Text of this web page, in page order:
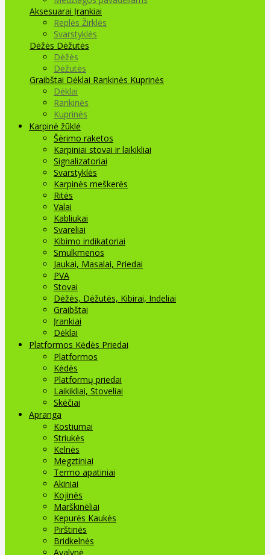
Aksesuarai Įrankiai
Replės Žirklės
Svarstyklės
Dėžės Dėžutės
Dėžės
Dėžutės
Graibštai Dėklai Rankinės Kuprinės
Dėklai
Rankinės
Kuprinės
Karpinė žūklė
Šėrimo raketos
Karpiniai stovai ir laikikliai
Signalizatoriai
Svarstyklės
Karpinės meškerės
Ritės
Valai
Kabliukai
Svareliai
Kibimo indikatoriai
Smulkmenos
Jaukai, Masalai, Priedai
PVA
Stovai
Dėžės, Dėžutės, Kibirai, Indeliai
Graibštai
Įrankiai
Dėklai
Platformos Kėdės Priedai
Platformos
Kėdės
Platformų priedai
Laikikliai, Stoveliai
Skėčiai
Apranga
Kostiumai
Striukės
Kelnės
Megztiniai
Termo apatiniai
Akiniai
Kojinės
Marškinėliai
Kepurės Kaukės
Pirštinės
Bridkelnės
Avalynė